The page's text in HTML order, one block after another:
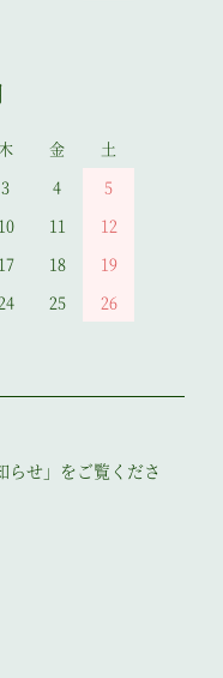
木 金
土
3 4
5
10 11
12
17 18
19
25
26
らせ」をご覧くださ